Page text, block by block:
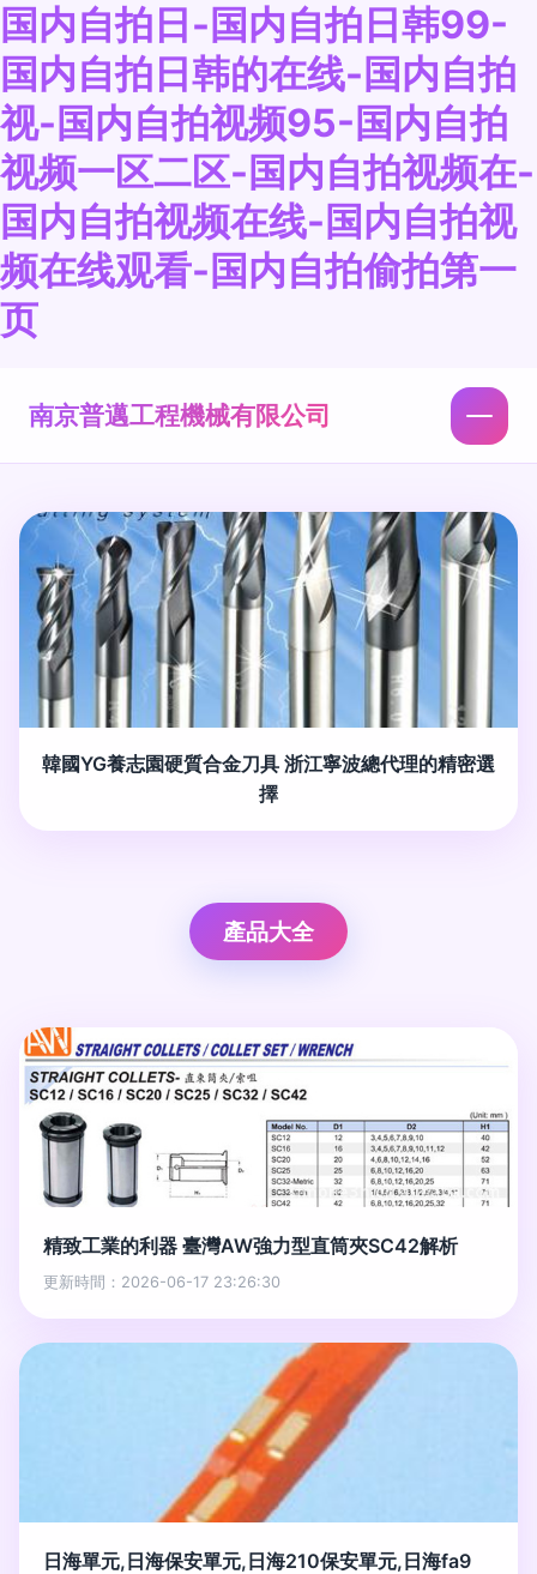
国内自拍日-国内自拍日韩99-
国内自拍日韩的在线-国内自拍
视-国内自拍视频95-国内自拍
视频一区二区-国内自拍视频在-
国内自拍视频在线-国内自拍视
频在线观看-国内自拍偷拍第一
页
南京普邁工程機械有限公司
韓國YG養志園硬質合金刀具 浙江寧波總代理的精密選
擇
產品大全
精致工業的利器 臺灣AW強力型直筒夾SC42解析
更新時間：2026-06-17 23:26:30
日海單元,日海保安單元,日海210保安單元,日海fa9